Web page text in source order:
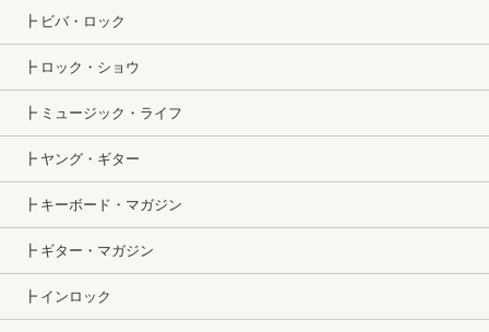
┣ ビバ・ロック
┣ ロック・ショウ
┣ ミュージック・ライフ
┣ ヤング・ギター
┣ キーボード・マガジン
┣ ギター・マガジン
┣ インロック